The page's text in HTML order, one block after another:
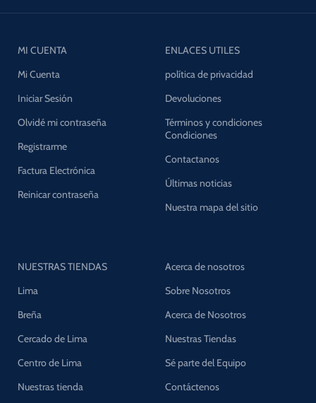
MI CUENTA
Mi Cuenta
Iniciar Sesión
Olvidé mi contraseña
Registrarme
Factura Electrónica
Reinicar contraseña
ENLACES UTILES
política de privacidad
Devoluciones
Términos y condiciones
Condiciones
Contactanos
Últimas noticias
Nuestra mapa del sitio
NUESTRAS TIENDAS
Lima
Breña
Cercado de Lima
Centro de Lima
Nuestras tienda
Acerca de nosotros
Sobre Nosotros
Acerca de Nosotros
Nuestras Tiendas
Sé parte del Equipo
Contáctenos